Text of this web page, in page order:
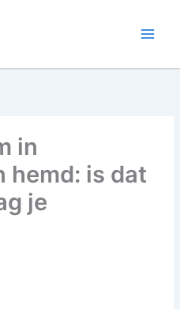
in
hemd: is dat
je